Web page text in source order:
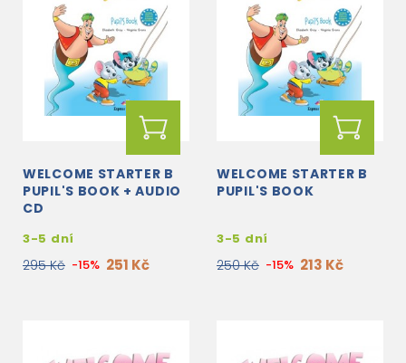
WELCOME STARTER B
PUPIL'S BOOK + AUDIO
CD
3-5 dní
295 Kč -15% 251 Kč
WELCOME STARTER B
PUPIL'S BOOK
3-5 dní
250 Kč -15% 213 Kč